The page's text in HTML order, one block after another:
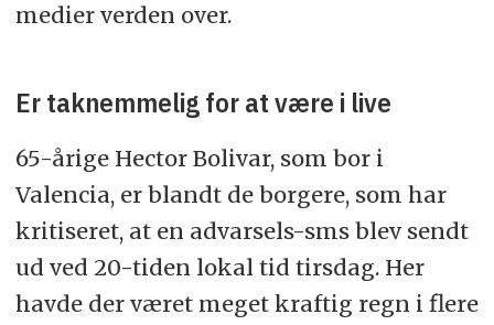
medier verden over.
Er taknemmelig for at være i live
65-årige Hector Bolivar, som bor i
Valencia, er blandt de borgere, som har
kritiseret, at en advarsels-sms blev sendt
ud ved 20-tiden lokal tid tirsdag. Her
havde der været meget kraftig regn i flere